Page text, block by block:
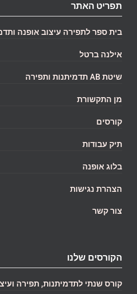
תפריט האתר
בית ספר לתפירה עיצוב אופנה
אילנה ברטל
שיטת AB תדמיתנות ותפירה
מן התקשורת
קורסים
תיק עבודות
בלוג אופנה
הצהרת נגישות
צור קשר
הקורסים שלנו
קורס שנתי לתדמיתנות, תפירה